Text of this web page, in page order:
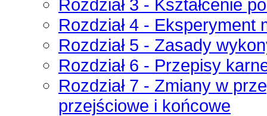
Rozdział 3 - Kształcenie
Rozdział 4 - Eksperyment
Rozdział 5 - Zasady
Rozdział 6 - Przepisy
Rozdział 7 - Zmiany w
przejściowe i końcowe